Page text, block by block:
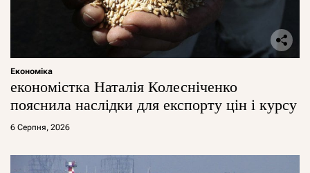
Економіка
економістка Наталія Колесніченко
пояснила наслідки для експорту цін і курсу
6 Серпня, 2026